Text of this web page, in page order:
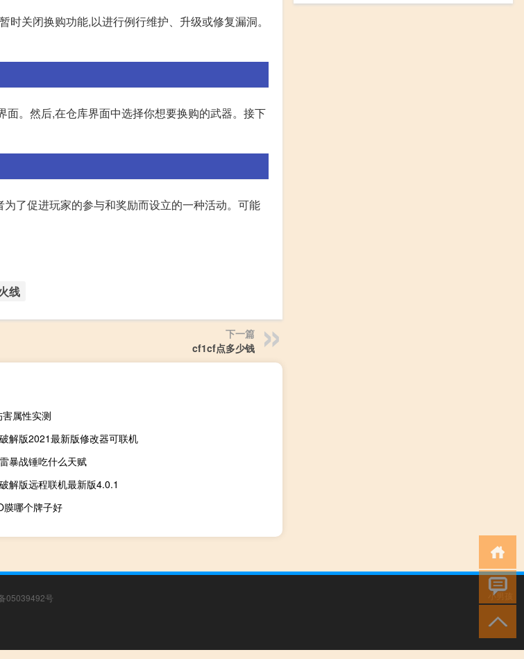
关闭换购功能,以进行例行维护、升级或修复漏洞。
。然后,在仓库界面中选择你想要换购的武器。接下
了促进玩家的参与和奖励而设立的一种活动。可能
线
下一篇
cf1cf点多少钱
属性实测
解版2021最新版修改器可联机
暴战锤吃什么天赋
解版远程联机最新版4.0.1
膜哪个牌子好
05039492号
小男孩